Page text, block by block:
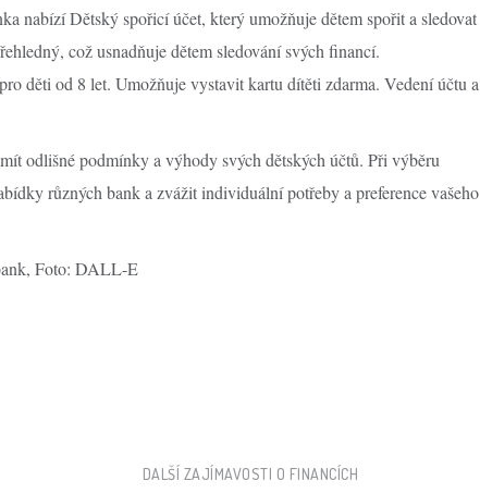
nabízí Dětský spořicí účet, který umožňuje dětem spořit a sledovat
což usnadňuje dětem sledování svých financí.
děti od 8 let. Umožňuje vystavit kartu dítěti zdarma. Vedení účtu a
odlišné podmínky a výhody svých dětských účtů. Při výběru
různých bank a zvážit individuální potřeby a preference vašeho
Foto: DALL-E
DALŠÍ ZAJÍMAVOSTI O FINANCÍCH